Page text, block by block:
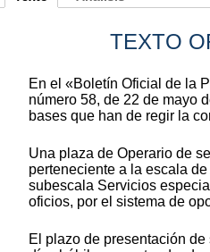
TEXTO
En el «Boletín Oficial de la
número 58, de 22 de mayo
bases que han de regir la
Una plaza de Operario de
perteneciente a la escala
subescala Servicios
oficios, por el sistema de
El plazo de presentación